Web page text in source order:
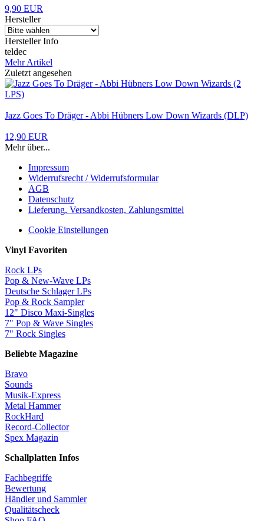
9,90 EUR
Hersteller
Hersteller Info
teldec
Mehr Artikel
Zuletzt angesehen
Jazz Goes To Dräger - Abbi Hübners Low Down Wizards (DLP)
12,90 EUR
Mehr über...
Impressum
Widerrufsrecht / Widerrufsformular
AGB
Datenschutz
Lieferung, Versandkosten, Zahlungsmittel
Cookie Einstellungen
Vinyl Favoriten
Rock LPs
Pop & New-Wave LPs
Deutsche Schlager LPs
Pop & Rock Sampler
12" Disco Maxi-Singles
7" Pop & Wave Singles
7" Rock Singles
Beliebte Magazine
Bravo
Sounds
Musik-Express
Metal Hammer
RockHard
Record-Collector
Spex Magazin
Schallplatten Infos
Fachbegriffe
Bewertung
Händler und Sammler
Qualitätscheck